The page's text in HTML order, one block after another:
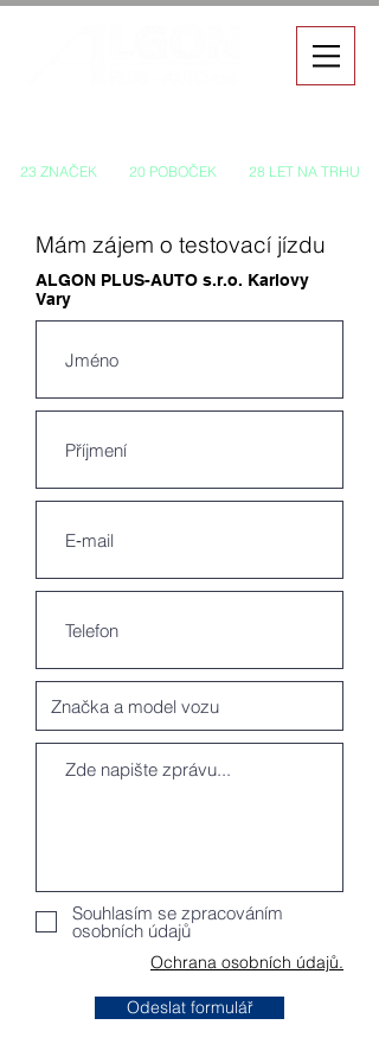
23 ZNAČEK 20 POBOČEK 28 LET NA TRHU
Mám zájem o testovací jízdu
ALGON PLUS-AUTO s.r.o. Karlovy
Vary
Souhlasím se zpracováním
osobních údajů
Ochrana osobních údajů.
Odeslat formulář